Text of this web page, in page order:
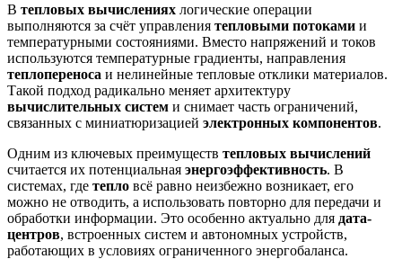
В тепловых вычислениях логические операции
выполняются за счёт управления тепловыми потоками и
температурными состояниями. Вместо напряжений и токов
используются температурные градиенты, направления
теплопереноса и нелинейные тепловые отклики материалов.
Такой подход радикально меняет архитектуру
вычислительных систем и снимает часть ограничений,
связанных с миниатюризацией электронных компонентов.
Одним из ключевых преимуществ тепловых вычислений
считается их потенциальная энергоэффективность. В
системах, где тепло всё равно неизбежно возникает, его
можно не отводить, а использовать повторно для передачи и
обработки информации. Это особенно актуально для дата-
центров, встроенных систем и автономных устройств,
работающих в условиях ограниченного энергобаланса.